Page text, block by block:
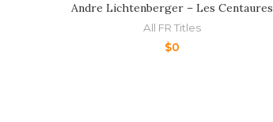
Andre Lichtenberger – Les Centaures
All FR Titles
$0